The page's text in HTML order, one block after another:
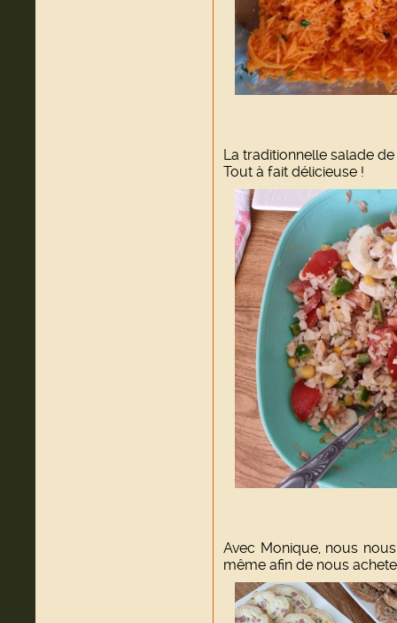
La traditionnelle salade
Tout à fait délicieuse !
Avec Monique, nous
même afin de nous